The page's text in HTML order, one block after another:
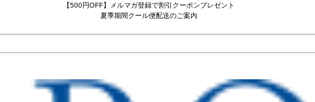
【500円OFF】メルマガ登録で割引クーポンプレゼント
夏季期間クール便配送のご案内